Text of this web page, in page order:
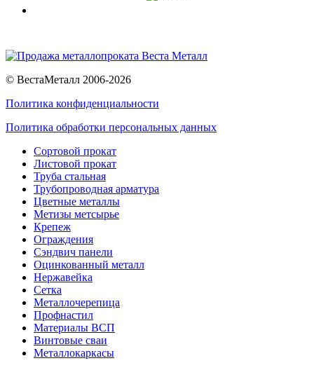
© ВестаМеталл 2006-2026
Политика конфиденциальности
Политика обработки персональных данных
Сортовой прокат
Листовой прокат
Труба стальная
Трубопроводная арматура
Цветные металлы
Метизы метсырье
Крепеж
Ограждения
Сэндвич панели
Оцинкованный металл
Нержавейка
Сетка
Металлочерепица
Профнастил
Материалы ВСП
Винтовые сваи
Металлокаркасы